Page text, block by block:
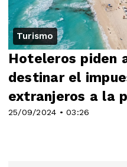
Turismo
25/09/2024 • 03:26
Hoteleros piden
destinar el
extranjeros a la